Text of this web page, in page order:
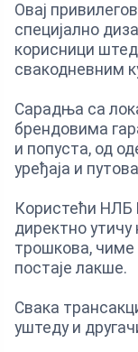
Овај
специјално
корисници
свакодневним
Сарадња са
брендовима
и попуста, од
уређаја и
Користећи НЛБ
директно
трошкова, чиме
постаје лакше.
Свака
уштеду и